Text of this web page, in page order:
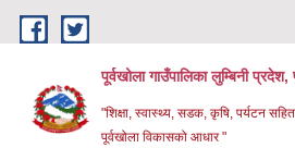
Skip to main content
पूर्वखोला गाउँपालिका लुम्बिनी प्रदेश,
"शिक्षा, स्वास्थ्य, सडक, कृषि, पर्यटन
पूर्वखोला विकासको आधार "